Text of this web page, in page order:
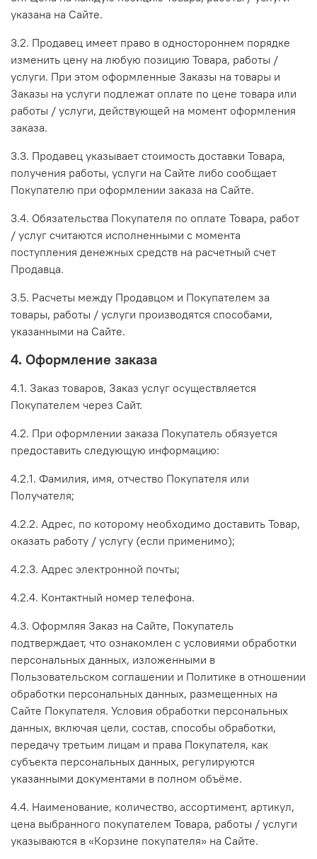
указана на Сайте.
3.2. Продавец имеет право в одностороннем порядке
изменить цену на любую позицию Товара, работы /
услуги. При этом оформленные Заказы на товары и
Заказы на услуги подлежат оплате по цене товара или
работы / услуги, действующей на момент оформления
заказа.
3.3. Продавец указывает стоимость доставки Товара,
получения работы, услуги на Сайте либо сообщает
Покупателю при оформлении заказа на Сайте.
3.4. Обязательства Покупателя по оплате Товара, работ
/ услуг считаются исполненными с момента
поступления денежных средств на расчетный счет
Продавца.
3.5. Расчеты между Продавцом и Покупателем за
товары, работы / услуги производятся способами,
указанными на Сайте.
4. Оформление заказа
4.1. Заказ товаров, Заказ услуг осуществляется
Покупателем через Сайт.
4.2. При оформлении заказа Покупатель обязуется
предоставить следующую информацию:
4.2.1. Фамилия, имя, отчество Покупателя или
Получателя;
4.2.2. Адрес, по которому необходимо доставить Товар,
оказать работу / услугу (если применимо);
4.2.3. Адрес электронной почты;
4.2.4. Контактный номер телефона.
4.3. Оформляя Заказ на Сайте, Покупатель
подтверждает, что ознакомлен с условиями обработки
персональных данных, изложенными в
Пользовательском соглашении и Политике в отношении
обработки персональных данных, размещенных на
Сайте Покупателя. Условия обработки персональных
данных, включая цели, состав, способы обработки,
передачу третьим лицам и права Покупателя, как
субъекта персональных данных, регулируются
указанными документами в полном объёме.
4.4. Наименование, количество, ассортимент, артикул,
цена выбранного покупателем Товара, работы / услуги
указываются в «Корзине покупателя» на Сайте.